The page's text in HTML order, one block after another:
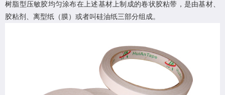
树脂型压敏胶均匀涂布在上述基材上制成的卷状胶粘带，是由基材、
胶粘剂、离型纸（膜）或者叫硅油纸三部分组成。